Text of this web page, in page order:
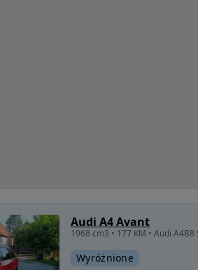
Audi A4 Avant
1968 cm3 • 177 KM • Audi A4B8
Wyróżnione